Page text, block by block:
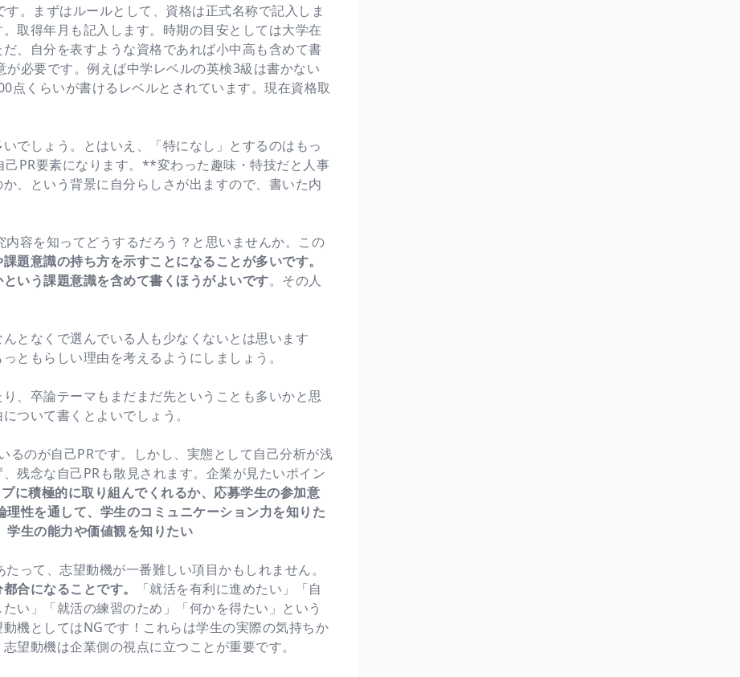
。まずはルールとして、資格は正式名称で記入しま
取得年月も記入します。時期の目安としては大学在
、自分を表すような資格であれば小中高も含めて書
必要です。例えば中学レベルの英検3級は書かない
点くらいが書けるレベルとされています。現在資格取
でしょう。とはいえ、「特になし」とするのはもっ
PR要素になります。**変わった趣味・特技だと人事
、という背景に自分らしさが出ますので、書いた内
容を知ってどうするだろう？と思いませんか。この
題意識の持ち方を示すことになることが多いです。
いう課題意識を含めて書くほうがよいです。その人
となくで選んでいる人も少なくないとは思います
ともらしい理由を考えるようにしましょう。
、卒論テーマもまだまだ先ということも多いかと思
ついて書くとよいでしょう。
るのが自己PRです。しかし、実態として自己分析が浅
残念な自己PRも散見されます。企業が見たいポイン
プに積極的に取り組んでくれるか、応募学生の参加意
理性を通して、学生のコミュニケーション力を知りた
学生の能力や価値観を知りたい
って、志望動機が一番難しい項目かもしれません。
合になることです。
「就活を有利に進めたい」「自
い」「就活の練習のため」「何かを得たい」という
機としてはNGです！これらは学生の実際の気持ちか
望動機は企業側の視点に立つことが重要です。